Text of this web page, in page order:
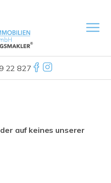
22 827
auf keines unserer